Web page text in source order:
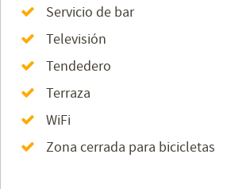
Servicio de bar
Televisión
Tendedero
Terraza
WiFi
Zona cerrada para bicicletas